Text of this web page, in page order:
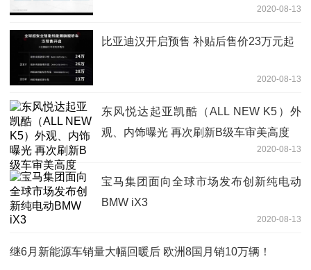
2020-08-13
比亚迪汉开启预售 补贴后售价23万元起
2020-08-13
东风悦达起亚凯酷（ALL NEW K5）外
观、内饰曝光 再次刷新B级车审美高度
2020-08-13
宝马集团面向全球市场发布创新纯电动
BMW iX3
2020-08-13
继6月新能源车销量大幅回暖后 欧洲8国月销10万辆！